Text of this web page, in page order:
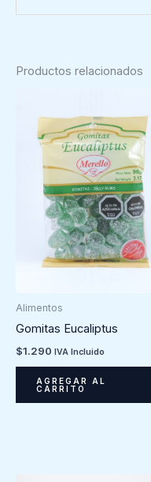
Productos relacionados
Alimentos
Gomitas Eucaliptus
$1.290 IVA Incluido
AGREGAR AL
CARRITO